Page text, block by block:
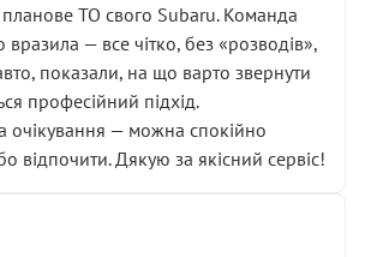
ТО свого Subaru. Команда
вразила — все чітко, без «розводів»,
показали, на що варто звернути
професійний підхід.
очікування — можна спокійно
відпочити. Дякую за якісний сервіс!